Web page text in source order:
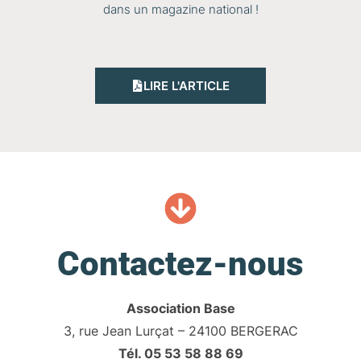
dans un magazine national !
LIRE L'ARTICLE
Contactez-nous
Association Base
3, rue Jean Lurçat – 24100 BERGERAC
Tél. 05 53 58 88 69